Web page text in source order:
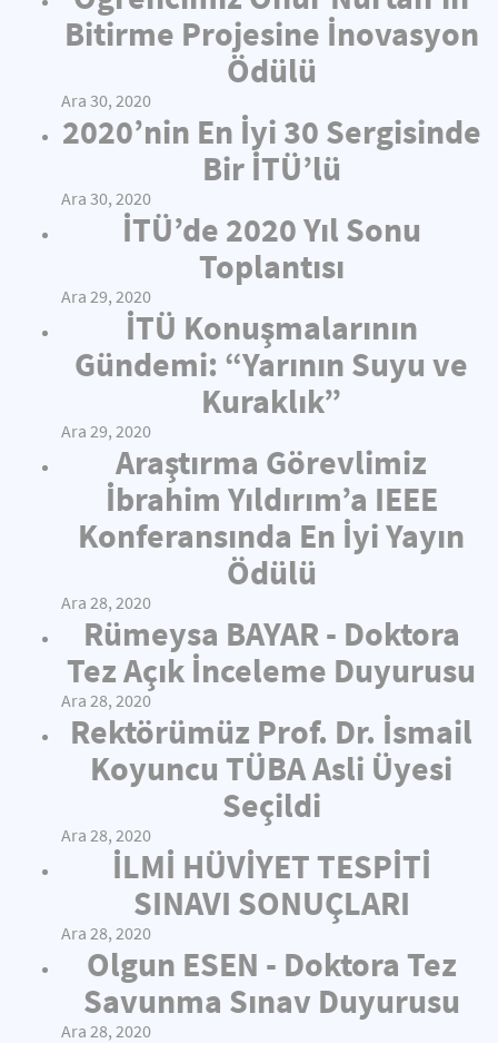
Bitirme Projesine İnovasyon
Ödülü
Ara 30, 2020
2020’nin En İyi 30 Sergisinde
Bir İTÜ’lü
Ara 30, 2020
İTÜ’de 2020 Yıl Sonu
Toplantısı
Ara 29, 2020
İTÜ Konuşmalarının
Gündemi: “Yarının Suyu ve
Kuraklık”
Ara 29, 2020
Araştırma Görevlimiz
İbrahim Yıldırım’a IEEE
Konferansında En İyi Yayın
Ödülü
Ara 28, 2020
Rümeysa BAYAR - Doktora
Tez Açık İnceleme Duyurusu
Ara 28, 2020
Rektörümüz Prof. Dr. İsmail
Koyuncu TÜBA Asli Üyesi
Seçildi
Ara 28, 2020
İLMİ HÜVİYET TESPİTİ
SINAVI SONUÇLARI
Ara 28, 2020
Olgun ESEN - Doktora Tez
Savunma Sınav Duyurusu
Ara 28, 2020